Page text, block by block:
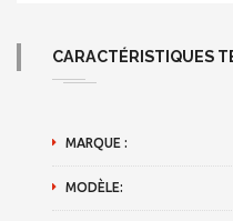
CARACTÉRISTIQUES
MARQUE :
MODÈLE: